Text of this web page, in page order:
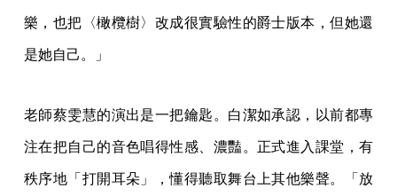
樂，也把〈橄欖樹〉改成很實驗性的爵士版本，但她還
是她自己。」
老師蔡雯慧的演出是一把鑰匙。白潔如承認，以前都專
注在把自己的音色唱得性感、濃豔。正式進入課堂，有
秩序地「打開耳朵」，懂得聽取舞台上其他樂聲。「放